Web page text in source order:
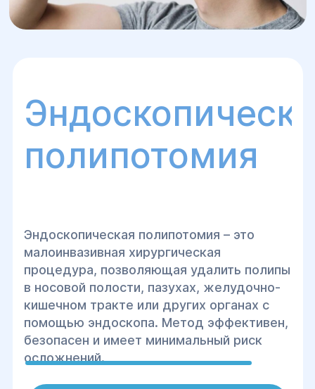
полипотомия
Эндоскопическая полипотомия – это
малоинвазивная хирургическая
процедура, позволяющая удалить полипы
в носовой полости, пазухах, желудочно-
кишечном тракте или других органах с
помощью эндоскопа. Метод эффективен,
безопасен и имеет минимальный риск
осложнений.